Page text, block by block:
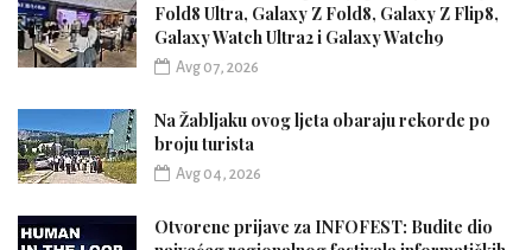
Fold8 Ultra, Galaxy Z Fold8, Galaxy Z Flip8,
Galaxy Watch Ultra2 i Galaxy Watch9
Avg 07, 2026
Na Žabljaku ovog ljeta obaraju rekorde po
broju turista
Avg 04, 2026
Otvorene prijave za INFOFEST: Budite dio